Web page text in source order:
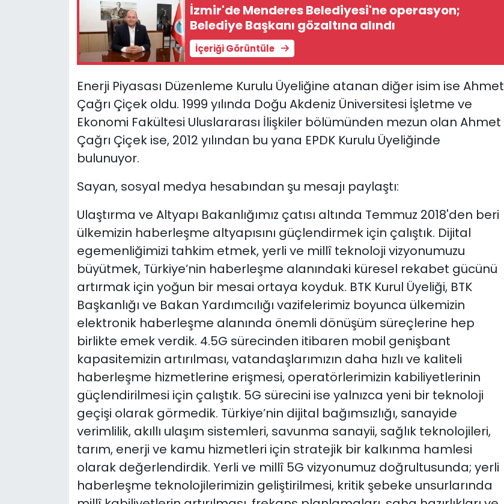
İzmir'de Menderes Belediyesi'ne operasyon;
Belediye Başkanı gözaltına alındı
İçeriği Görüntüle
Enerji Piyasası Düzenleme Kurulu Üyeliğine atanan diğer isim ise Ahmet
Çağrı Çiçek oldu. 1999 yılında Doğu Akdeniz Üniversitesi İşletme ve
Ekonomi Fakültesi Uluslararası İlişkiler bölümünden mezun olan Ahmet
Çağrı Çiçek ise, 2012 yılından bu yana EPDK Kurulu Üyeliğinde
bulunuyor.
Sayan, sosyal medya hesabından şu mesajı paylaştı:
Ulaştırma ve Altyapı Bakanlığımız çatısı altında Temmuz 2018'den beri
ülkemizin haberleşme altyapısını güçlendirmek için çalıştık. Dijital
egemenliğimizi tahkim etmek, yerli ve millî teknoloji vizyonumuzu
büyütmek, Türkiye’nin haberleşme alanındaki küresel rekabet gücünü
artırmak için yoğun bir mesai ortaya koyduk. BTK Kurul Üyeliği, BTK
Başkanlığı ve Bakan Yardımcılığı vazifelerimiz boyunca ülkemizin
elektronik haberleşme alanında önemli dönüşüm süreçlerine hep
birlikte emek verdik. 4.5G sürecinden itibaren mobil genişbant
kapasitemizin artırılması, vatandaşlarımızın daha hızlı ve kaliteli
haberleşme hizmetlerine erişmesi, operatörlerimizin kabiliyetlerinin
güçlendirilmesi için çalıştık. 5G sürecini ise yalnızca yeni bir teknoloji
geçişi olarak görmedik. Türkiye’nin dijital bağımsızlığı, sanayide
verimlilik, akıllı ulaşım sistemleri, savunma sanayii, sağlık teknolojileri,
tarım, enerji ve kamu hizmetleri için stratejik bir kalkınma hamlesi
olarak değerlendirdik. Yerli ve millî 5G vizyonumuz doğrultusunda; yerli
haberleşme teknolojilerimizin geliştirilmesi, kritik şebeke unsurlarında